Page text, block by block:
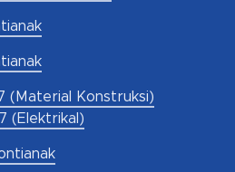
(Material Konstruksi)
(Elektrikal)